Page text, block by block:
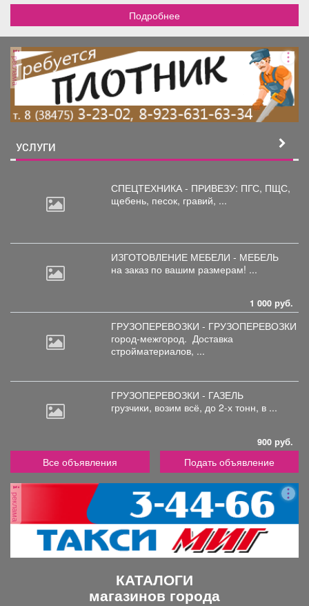
Подробнее
реклама
УСЛУГИ
СПЕЦТЕХНИКА - ПРИВЕЗУ: ПГС, ПЩС,
щебень, песок, гравий, ...
ИЗГОТОВЛЕНИЕ МЕБЕЛИ - МЕБЕЛЬ
на заказ по вашим размерам! ...
1 000 руб.
ГРУЗОПЕРЕВОЗКИ - ГРУЗОПЕРЕВОЗКИ
город-межгород. Доставка
стройматериалов, ...
ГРУЗОПЕРЕВОЗКИ - ГАЗЕЛЬ
грузчики, возим всё, до 2-х тонн, в ...
900 руб.
Все объявления Подать объявление
реклама
КАТАЛОГИ
магазинов города